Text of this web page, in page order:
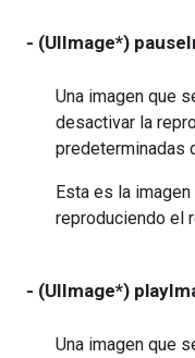
- (UIImage*)
Una imagen que
desactivar la
predeterminadas
Esta es la
reproduciendo el
- (UIImage*)
Una imagen que